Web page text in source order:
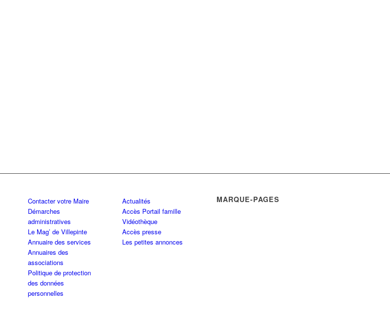
Contacter votre Maire
Démarches
administratives
Le Mag’ de Villepinte
Annuaire des services
Annuaires des
associations
Politique de protection
des données
personnelles
Actualités
Accès Portail famille
Vidéothèque
Accès presse
Les petites annonces
MARQUE-PAGES